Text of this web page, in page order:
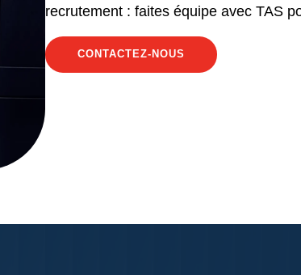
recrutement : faites équipe avec TAS
CONTACTEZ-NOUS